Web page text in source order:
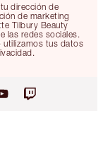
dirección de
de marketing
Tilbury Beauty
las redes sociales.
utilizamos tus datos